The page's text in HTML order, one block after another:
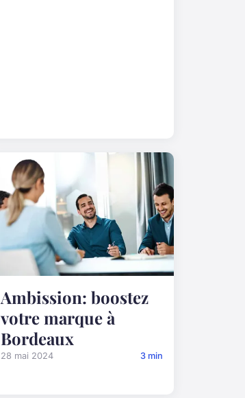
Ambission: boostez
votre marque à
Bordeaux
28 mai 2024 3 min